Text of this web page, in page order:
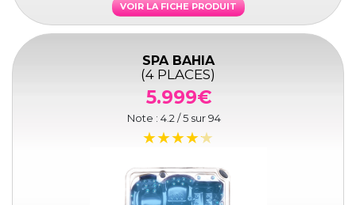
VOIR LA FICHE PRODUIT
SPA BAHIA
(4 PLACES)
5.999€
Note : 4.2 / 5 sur94